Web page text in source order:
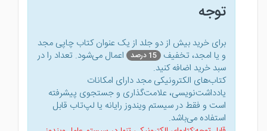
توجه
برای خرید بیش از دو جلد از یک عنوان کتاب‌ چاپی مجد
و یا امجد، تخفیف 15 درصد
اعمال می‌شود. تعداد را در
سبد خرید اضافه کنید.
کتاب‌های الکترونیکی مجد دارای امکانات
یادداشت‌نویسی، علامت‌گذاری و جستجوی پیشرفته
است و فقط در سیستم ویندوز رایانه یا لپ‌تاب قابل
استفاده می‌باشد.